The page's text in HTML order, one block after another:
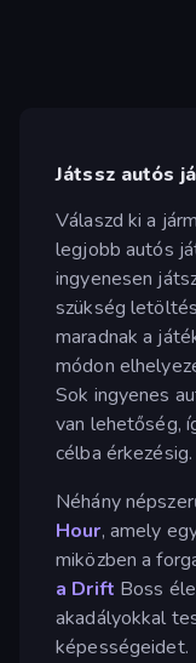
Játssz autós
Válaszd ki a
legjobb autós
ingyenesen
szükség
maradnak a
módon
Sok ingyenes
van lehetőség,
célba érkezésig.
Néhány
Hour, amely
miközben a
a Drift Boss
akadályokkal
képességeidet.